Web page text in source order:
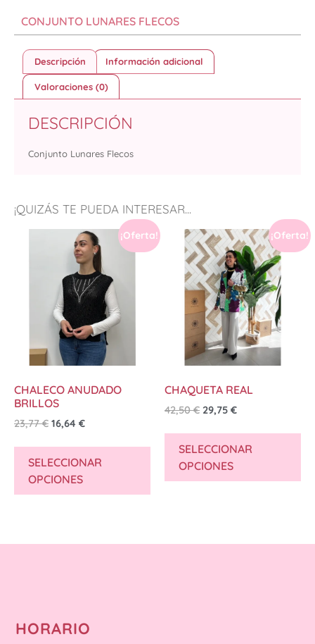
¡QUIZÁS TE PUEDA INTERESAR...
¡Oferta!
CHALECO ANUDADO
BRILLOS
23,77€ 16,64 €
SELECCIONAR
OPCIONES
¡Oferta!
CHAQUETA REAL
42,50€ 29,75 €
SELECCIONAR
OPCIONES
CONJUNTO LUNARES FLECOS
Descripción Información adicional
Valoraciones (0)
DESCRIPCIÓN
Conjunto Lunares Flecos
HORARIO